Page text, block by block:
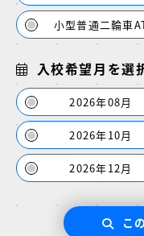
小型普通二輪車
入校希望月を選
2026年08月
2026年10月
2026年12月
こ